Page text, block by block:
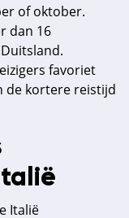
of oktober.
dan 16
favoriet
de kortere reistijd
Italië